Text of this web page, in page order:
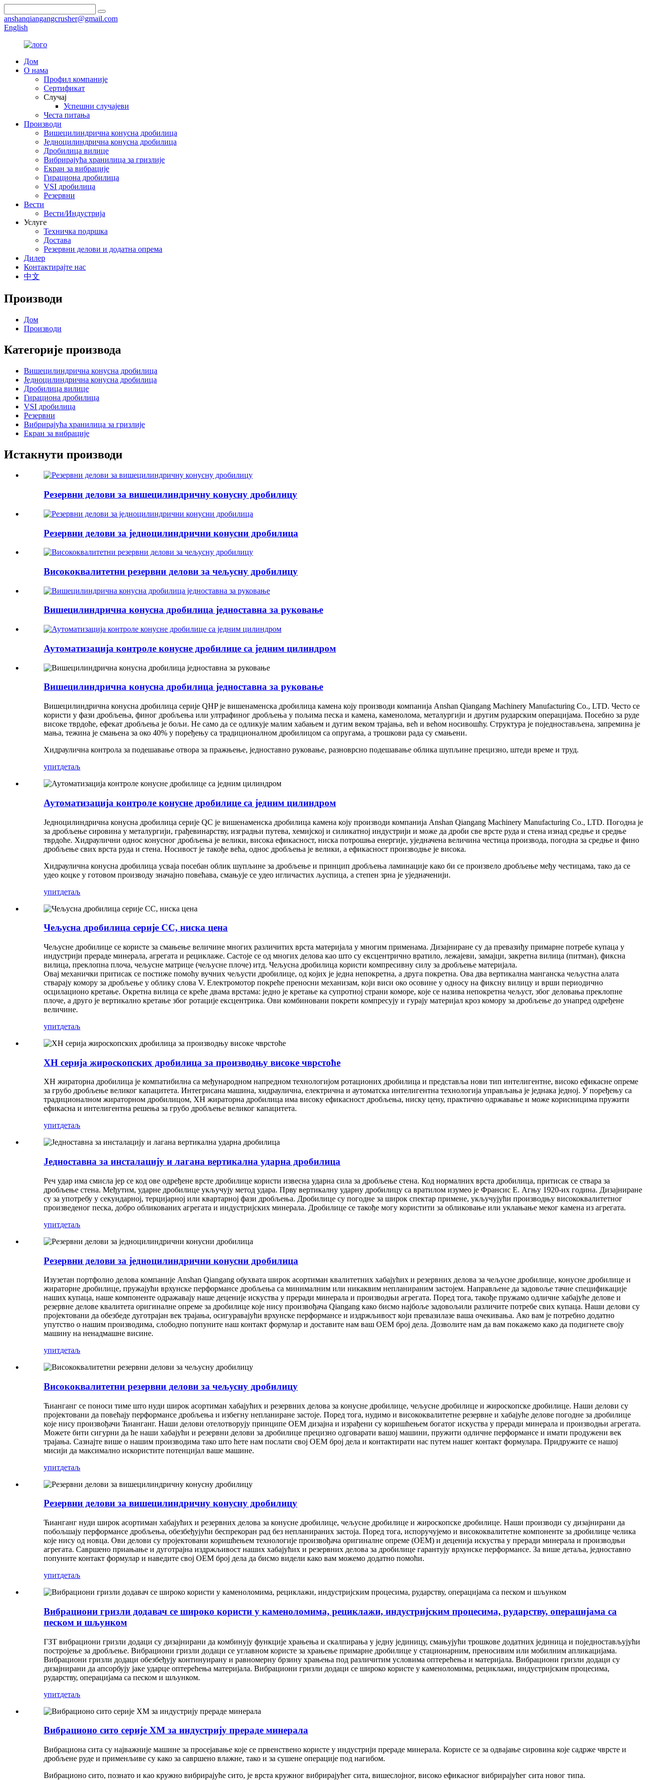
anshanqiangangcrusher@gmail.com
English
Дом
О нама
Профил компаније
Сертификат
Случај
Успешни случајеви
Честа питања
Производи
Вишецилиндрична конусна дробилица
Једноцилиндрична конусна дробилица
Дробилица вилице
Вибрирајућа хранилица за гризлије
Екран за вибрације
Гирациона дробилица
VSI дробилица
Резервни
Вести
Вести/Индустрија
Услуге
Техничка подршка
Достава
Резервни делови и додатна опрема
Дилер
Контактирајте нас
中文
Производи
Дом
Производи
Категорије производа
Вишецилиндрична конусна дробилица
Једноцилиндрична конусна дробилица
Дробилица вилице
Гирациона дробилица
VSI дробилица
Резервни
Вибрирајућа хранилица за гризлије
Екран за вибрације
Истакнути производи
Резервни делови за вишецилиндричну конусну дробилицу
Резервни делови за једноцилиндрични конусни дробилица
Висококвалитетни резервни делови за чељусну дробилицу
Вишецилиндрична конусна дробилица једноставна за руковање
Аутоматизација контроле конусне дробилице са једним цилиндром
Вишецилиндрична конусна дробилица једноставна за руковање
Вишецилиндрична конусна дробилица серије QHP је вишенаменска дробилица камена коју производи компанија Anshan Qiangang Machinery Manufacturing Co., LTD. Често се
користи у фази дробљења, финог дробљења или ултрафиног дробљења у пољима песка и камена, каменолома, металургији и другим рударским операцијама. Посебно за руде
високе тврдоће, ефекат дробљења је бољи. Не само да се одликује малим хабањем и дугим веком трајања, већ и већом носивошћу. Структура је поједностављена, запремина је
мања, тежина је смањена за око 40% у поређењу са традиционалном дробилицом са опругама, а трошкови рада су смањени.
Хидраулична контрола за подешавање отвора за пражњење, једноставно руковање, разноврсно подешавање облика шупљине прецизно, штеди време и труд.
упитдетаљ
Аутоматизација контроле конусне дробилице са једним цилиндром
Једноцилиндрична конусна дробилица серије QC је вишенаменска дробилица камена коју производи компанија Anshan Qiangang Machinery Manufacturing Co., LTD. Погодна је
за дробљење сировина у металургији, грађевинарству, изградњи путева, хемијској и силикатној индустрији и може да дроби све врсте руда и стена изнад средње и средње
тврдоће. Хидраулични однос конусног дробљења је велики, висока ефикасност, ниска потрошња енергије, уједначена величина честица производа, погодна за средње и фино
дробљење свих врста руда и стена. Носивост је такође већа, однос дробљења је велики, а ефикасност производње је висока.
Хидраулична конусна дробилица усваја посебан облик шупљине за дробљење и принцип дробљења ламинације како би се произвело дробљење међу честицама, тако да се
удео коцке у готовом производу значајно повећава, смањује се удео игличастих љуспица, а степен зрна је уједначенији.
упитдетаљ
Чељусна дробилица серије CC, ниска цена
Чељусне дробилице се користе за смањење величине многих различитих врста материјала у многим применама. Дизајниране су да превазиђу примарне потребе купаца у
индустрији прераде минерала, агрегата и рециклаже. Састоје се од многих делова као што су ексцентрично вратило, лежајеви, замајци, закретна вилица (питман), фиксна
вилица, преклопна плоча, чељусне матрице (чељусне плоче) итд. Чељусна дробилица користи компресивну силу за дробљење материјала.
Овај механички притисак се постиже помоћу вучних чељусти дробилице, од којих је једна непокретна, а друга покретна. Ова два вертикална манганска чељустна алата
стварају комору за дробљење у облику слова V. Електромотор покреће преносни механизам, који виси око осовине у односу на фиксну вилицу и врши периодично
осцилационо кретање. Окретна вилица се креће двама врстама: једно је кретање ка супротној страни коморе, које се назива непокретна чељуст, због деловања преклопне
плоче, а друго је вертикално кретање због ротације ексцентрика. Ови комбиновани покрети компресују и гурају материјал кроз комору за дробљење до унапред одређене
величине.
упитдетаљ
XH серија жироскопских дробилица за производњу високе чврстоће
XH жираторна дробилица је компатибилна са међународном напредном технологијом ротационих дробилица и представља нови тип интелигентне, високо ефикасне опреме
за грубо дробљење великог капацитета. Интегрисана машина, хидраулична, електрична и аутоматска интелигентна технологија управљања је једнака једној. У поређењу са
традиционалном жираторном дробилицом, XH жираторна дробилица има високу ефикасност дробљења, ниску цену, практично одржавање и може корисницима пружити
ефикасна и интелигентна решења за грубо дробљење великог капацитета.
упитдетаљ
Једноставна за инсталацију и лагана вертикална ударна дробилица
Реч удар има смисла јер се код ове одређене врсте дробилице користи извесна ударна сила за дробљење стена. Код нормалних врста дробилица, притисак се ствара за
дробљење стена. Међутим, ударне дробилице укључују метод удара. Прву вертикалну ударну дробилицу са вратилом изумео је Франсис Е. Агњу 1920-их година. Дизајниране
су за употребу у секундарној, терцијарној или квартарној фази дробљења. Дробилице су погодне за широк спектар примене, укључујући производњу висококвалитетног
произведеног песка, добро обликованих агрегата и индустријских минерала. Дробилице се такође могу користити за обликовање или уклањање меког камена из агрегата.
упитдетаљ
Резервни делови за једноцилиндрични конусни дробилица
Изузетан портфолио делова компаније Anshan Qiangang обухвата широк асортиман квалитетних хабајућих и резервних делова за чељусне дробилице, конусне дробилице и
жираторне дробилице, пружајући врхунске перформансе дробљења са минималним или никаквим непланираним застојем. Направљене да задовоље тачне спецификације
наших купаца, наше компоненте одражавају наше деценије искуства у преради минерала и производњи агрегата. Поред тога, такође пружамо одличне хабајуће делове и
резервне делове квалитета оригиналне опреме за дробилице које нису произвођача Qiangang како бисмо најбоље задовољили различите потребе свих купаца. Наши делови су
пројектовани да обезбеде дуготрајан век трајања, осигуравајући врхунске перформансе и издржљивост који превазилазе ваша очекивања. Ако вам је потребно додатно
упутство о нашим производима, слободно попуните наш контакт формулар и доставите нам ваш OEM број дела. Дозволите нам да вам покажемо како да подигнете своју
машину на ненадмашне висине.
упитдетаљ
Висококвалитетни резервни делови за чељусну дробилицу
Ћианганг се поноси тиме што нуди широк асортиман хабајућих и резервних делова за конусне дробилице, чељусне дробилице и жироскопске дробилице. Наши делови су
пројектовани да повећају перформансе дробљења и избегну непланиране застоје. Поред тога, нудимо и висококвалитетне резервне и хабајуће делове погодне за дробилице
које нису произвођачи Ћианганг. Наши делови отелотворују принципе OEM дизајна и израђени су коришћењем богатог искуства у преради минерала и производњи агрегата.
Можете бити сигурни да ће наши хабајући и резервни делови за дробилице прецизно одговарати вашој машини, пружити одличне перформансе и имати продужени век
трајања. Сазнајте више о нашим производима тако што ћете нам послати свој OEM број дела и контактирати нас путем нашег контакт формулара. Придружите се нашој
мисији да максимално искористите потенцијал ваше машине.
упитдетаљ
Резервни делови за вишецилиндричну конусну дробилицу
Ћианганг нуди широк асортиман хабајућих и резервних делова за конусне дробилице, чељусне дробилице и жироскопске дробилице. Наши производи су дизајнирани да
побољшају перформансе дробљења, обезбеђујући беспрекоран рад без непланираних застоја. Поред тога, испоручујемо и висококвалитетне компоненте за дробилице челика
које нису од новца. Ови делови су пројектовани коришћењем технологије произвођача оригиналне опреме (OEM) и деценија искуства у преради минерала и производњи
агрегата. Савршено приањање и дуготрајна издржљивост наших хабајућих и резервних делова за дробилице гарантују врхунске перформансе. За више детаља, једноставно
попуните контакт формулар и наведите свој OEM број дела да бисмо видели како вам можемо додатно помоћи.
упитдетаљ
Вибрациони гризли додавач се широко користи у каменоломима, рециклажи, индустријским процесима, рударству, операцијама са
песком и шљунком
ГЗТ вибрациони гризли додаци су дизајнирани да комбинују функције храњења и скалпирања у једну јединицу, смањујући трошкове додатних јединица и поједностављујући
постројење за дробљење. Вибрациони гризли додаци се углавном користе за храњење примарне дробилице у стационарним, преносивим или мобилним апликацијама.
Вибрациони гризли додаци обезбеђују континуирану и равномерну брзину храњења под различитим условима оптерећења и материјала. Вибрациони гризли додаци су
дизајнирани да апсорбују јаке ударце оптерећења материјала. Вибрациони гризли додаци се широко користе у каменоломима, рециклажи, индустријским процесима,
рударству, операцијама са песком и шљунком.
упитдетаљ
Вибрационо сито серије XM за индустрију прераде минерала
Вибрациона сита су најважније машине за просејавање које се првенствено користе у индустрији прераде минерала. Користе се за одвајање сировина које садрже чврсте и
дробљене руде и применљиве су како за савршено влажне, тако и за сушене операције под нагибом.
Вибрационо сито, познато и као кружно вибрирајуће сито, је врста кружног вибрирајућег сита, вишеслојног, високо ефикасног вибрирајућег сита новог типа.